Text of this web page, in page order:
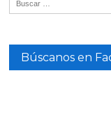
Búscanos en